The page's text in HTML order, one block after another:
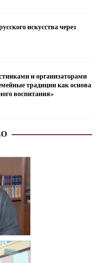
искусства через
и организаторами
традиции как основа
воспитания»